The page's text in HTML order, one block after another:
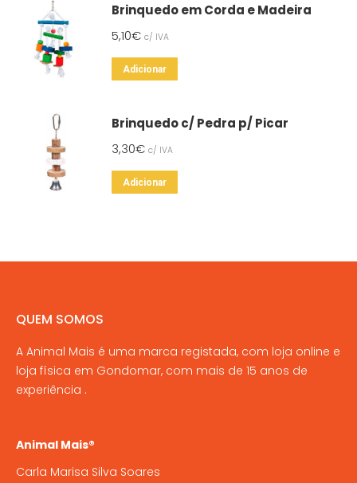
Brinquedo em Corda e Madeira
5,10€ c/ IVA
Adicionar
Brinquedo c/ Pedra p/ Picar
3,30€ c/ IVA
Adicionar
QUEM SOMOS
A Animal Mais é uma marca registada, com loja online e
loja física em Gondomar, com mais de 15 anos de
experiência .
Animal Mais®
Carla Marisa Silva Soares